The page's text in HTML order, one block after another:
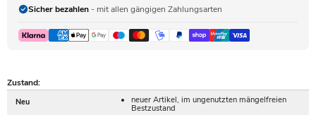
Sicher bezahlen - mit allen gängigen Zahlungsarten
Zustand:
Neu
neuer Artikel, im ungenutzten mängelfreien
Bestzustand